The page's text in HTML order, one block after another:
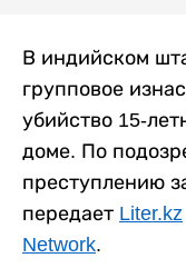
В индийском
групповое
убийство 15-
доме. По
преступлению
передает Liter.kz
Network.